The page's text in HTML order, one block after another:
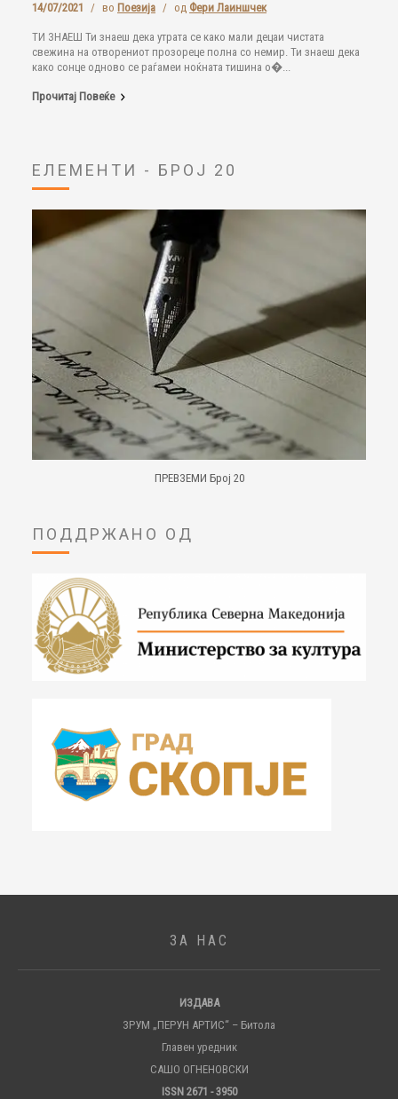
14/07/2021 / во Поезија / од Фери Лаиншчек
ТИ ЗНАЕШ Ти знаеш дека утрата се како мали децаи чистата
свежина на отворениот прозореце полна со немир. Ти знаеш дека
како сонце одново се раѓамеи ноќната тишина о�...
Прочитај Повеќе
ЕЛЕМЕНТИ - БРОЈ 20
ПРЕВЗЕМИ Број 20
ПОДДРЖАНО ОД
ЗА НАС
ИЗДАВА
ЗРУМ „ПЕРУН АРТИС“ – Битола
Главен уредник
САШО ОГНЕНОВСКИ
ISSN 2671 - 3950